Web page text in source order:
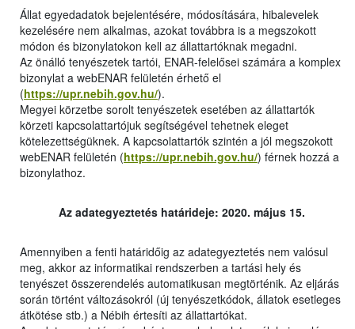
Állat egyedadatok bejelentésére, módosítására, hibalevelek
kezelésére nem alkalmas, azokat továbbra is a megszokott
módon és bizonylatokon kell az állattartóknak megadni.
Az önálló tenyészetek tartói, ENAR-felelősei számára a komplex
bizonylat a webENAR felületén érhető el
(https://upr.nebih.gov.hu/).
Megyei körzetbe sorolt tenyészetek esetében az állattartók
körzeti kapcsolattartójuk segítségével tehetnek eleget
kötelezettségüknek. A kapcsolattartók szintén a jól megszokott
webENAR felületén (https://upr.nebih.gov.hu/) férnek hozzá a
bizonylathoz.
Az adategyeztetés határideje: 2020. május 15.
Amennyiben a fenti határidőig az adategyeztetés nem valósul
meg, akkor az informatikai rendszerben a tartási hely és
tenyészet összerendelés automatikusan megtörténik. Az eljárás
során történt változásokról (új tenyészetkódok, állatok esetleges
átkötése stb.) a Nébih értesíti az állattartókat.